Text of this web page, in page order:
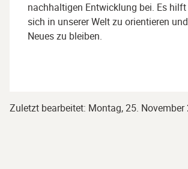
nachhaltigen Entwicklung bei. Es hilft
sich in unserer Welt zu orientieren
Neues zu bleiben.
Zuletzt bearbeitet: Montag, 25. November